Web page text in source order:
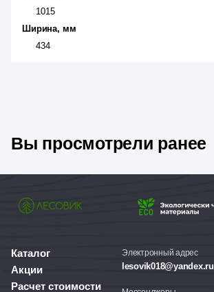
1015
Ширина, мм
434
Вы просмотрели ранее
Каталог
Акции
Расчет стоимости
Электронный адрес
lesovik018@yandex.ru